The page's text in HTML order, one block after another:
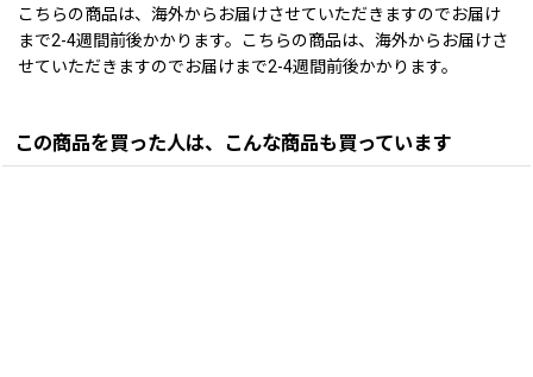
こちらの商品は、海外からお届けさせていただきますのでお届け
まで2-4週間前後かかります。こちらの商品は、海外からお届けさ
せていただきますのでお届けまで2-4週間前後かかります。
この商品を買った人は、こんな商品も買っています